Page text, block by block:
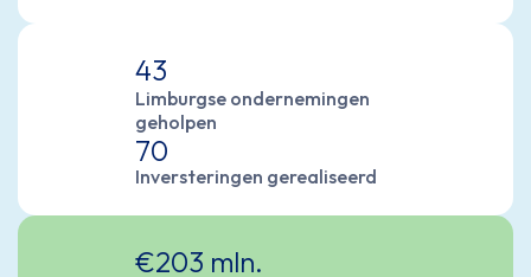
43
Limburgse ondernemingen
geholpen
70
Inversteringen gerealiseerd
€203 mln.